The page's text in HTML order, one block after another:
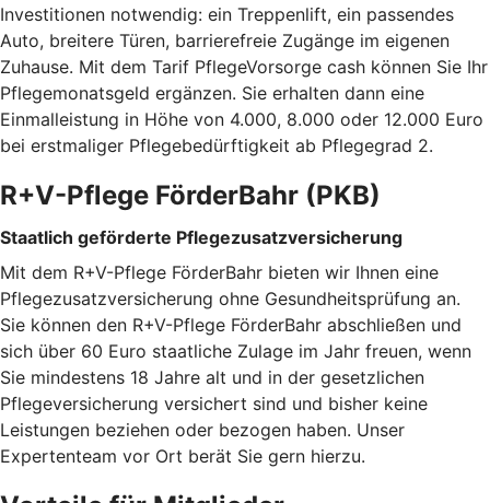
Investitionen notwendig: ein Treppenlift, ein passendes
Auto, breitere Türen, barrierefreie Zugänge im eigenen
Zuhause. Mit dem Tarif PflegeVorsorge cash können Sie Ihr
Pflegemonatsgeld ergänzen. Sie erhalten dann eine
Einmalleistung in Höhe von 4.000, 8.000 oder 12.000 Euro
bei erstmaliger Pflegebedürftigkeit ab Pflegegrad 2.
R+V-Pflege FörderBahr (PKB)
Staatlich geförderte Pflegezusatzversicherung
Mit dem R+V-Pflege FörderBahr bieten wir Ihnen eine
Pflegezusatzversicherung ohne Gesundheitsprüfung an.
Sie können den R+V-Pflege FörderBahr abschließen und
sich über 60 Euro staatliche Zulage im Jahr freuen, wenn
Sie mindestens 18 Jahre alt und in der gesetzlichen
Pflegeversicherung versichert sind und bisher keine
Leistungen beziehen oder bezogen haben. Unser
Expertenteam vor Ort berät Sie gern hierzu.